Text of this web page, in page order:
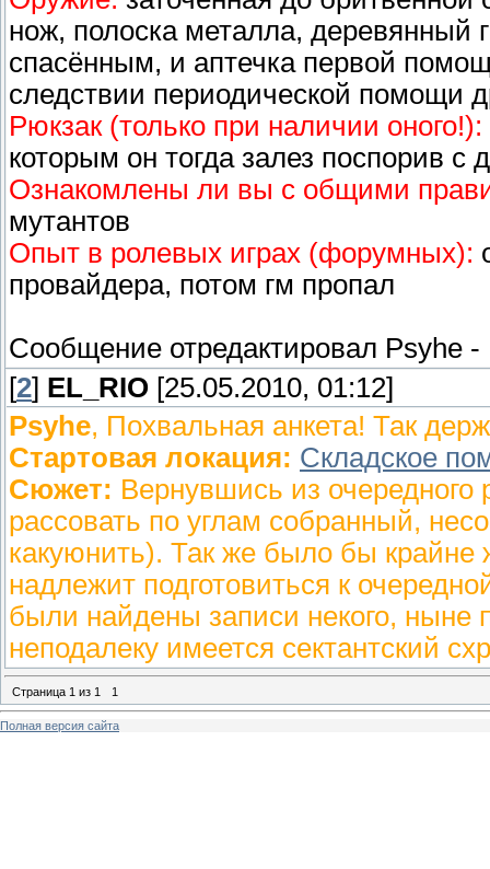
нож, полоска металла,
спасённым, и аптечка первой
следствии периодической помощи
Рюкзак (только при наличии оного!):
которым он тогда залез поспорив с
Ознакомлены ли вы с общими
мутантов
Опыт в ролевых играх (форумных):
провайдера, потом гм пропал
Сообщение отредактировал Psyhe -
[2] EL_RIO [25.05.2010, 01:12]
Psyhe, Похвальная анкета! Так
Стартовая локация: Складское
Сюжет: Вернувшись из
рассовать по углам собранный,
какуюнить). Так же было бы крайне
надлежит подготовиться к
были найдены записи некого, ныне
неподалеку имеется сектантский
Страница 1 из 1 1
Полная версия сайта